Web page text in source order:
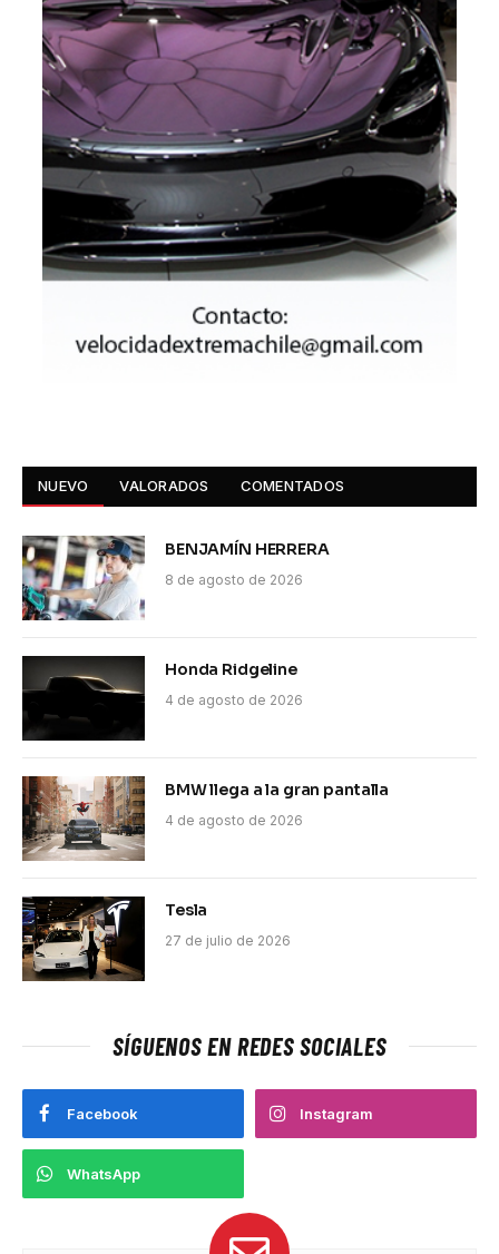
NUEVO VALORADOS COMENTADOS
BENJAMÍN HERRERA
8 de agosto de 2026
Honda Ridgeline
4 de agosto de 2026
BMW llega a la gran pantalla
4 de agosto de 2026
Tesla
27 de julio de 2026
SÍGUENOS EN REDES SOCIALES
Facebook Instagram
WhatsApp